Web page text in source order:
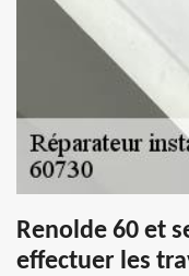
Renolde 60 et
effectuer les